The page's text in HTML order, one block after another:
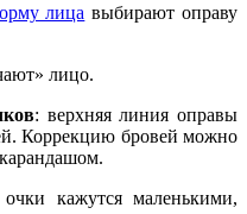
лица выбирают оправу
лицо.
: верхняя линия оправы
Коррекцию бровей можно
кажутся маленькими,